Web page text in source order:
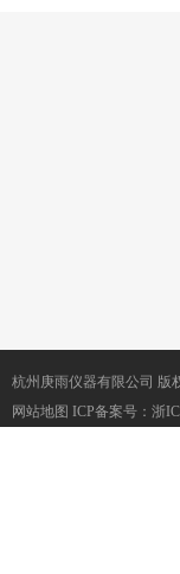
杭州庚雨仪器有限公司 版
网站地图 ICP备案号： 浙